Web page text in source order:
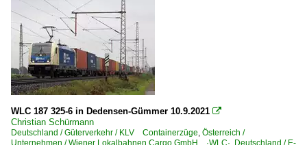
WLC 187 325-6 in Dedensen-Gümmer 10.9.2021 
Christian Schürmann
Deutschland / Güterverkehr / KLV Containerzüge, Österreich /
Unternehmen / Wiener Lokalbahnen Cargo GmbH ·WLC·, Deutschland / E-